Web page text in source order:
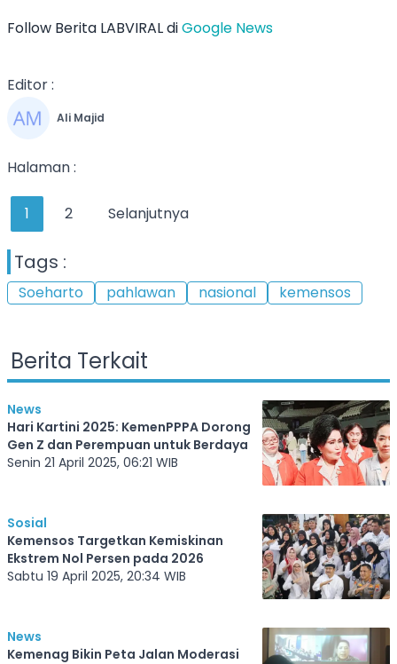
Follow Berita LABVIRAL diGoogle News
Editor :
Ali Majid
Halaman :
1 2 Selanjutnya
Tags :
Soeharto pahlawan nasional kemensos
Berita Terkait
News
Hari Kartini 2025: KemenPPPA Dorong
Gen Z dan Perempuan untuk Berdaya
Senin 21 April 2025, 06:21 WIB
Sosial
Kemensos Targetkan Kemiskinan
Ekstrem Nol Persen pada 2026
Sabtu 19 April 2025, 20:34 WIB
News
Kemenag Bikin Peta Jalan Moderasi